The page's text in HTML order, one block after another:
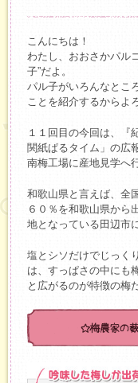
こんにちは！
わたし、おおさかパル
子”だよ。
パル子がいろんなとこ
ことを紹介するからよ
１１回目の今回は、『
関紙ぱるタイム」の広
南梅工場に産地見学へ
和歌山県と言えば、全
６０％を和歌山県から
地となっている田辺市
塩とシソだけでじっく
は、すっぱさの中にも
と広がるのが特徴の梅